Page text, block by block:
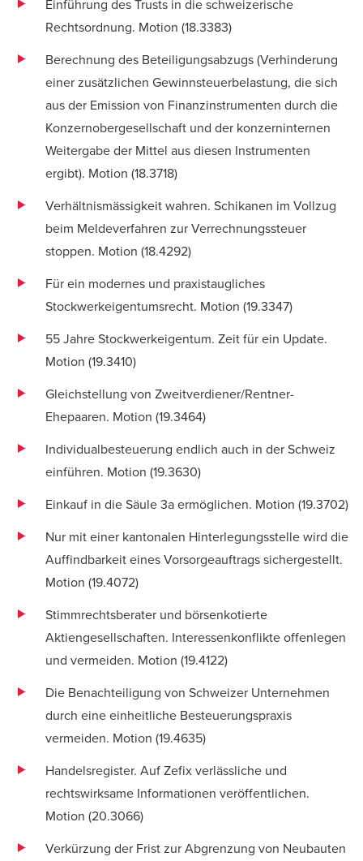
Einführung des Trusts in die schweizerische
Rechtsordnung. Motion (18.3383)
Berechnung des Beteiligungsabzugs (Verhinderung
einer zusätzlichen Gewinnsteuerbelastung, die sich
aus der Emission von Finanzinstrumenten durch die
Konzernobergesellschaft und der konzerninternen
Weitergabe der Mittel aus diesen Instrumenten
ergibt). Motion (18.3718)
Verhältnismässigkeit wahren. Schikanen im Vollzug
beim Meldeverfahren zur Verrechnungssteuer
stoppen. Motion (18.4292)
Für ein modernes und praxistaugliches
Stockwerkeigentumsrecht. Motion (19.3347)
55 Jahre Stockwerkeigentum. Zeit für ein Update.
Motion (19.3410)
Gleichstellung von Zweitverdiener/Rentner-
Ehepaaren. Motion (19.3464)
Individualbesteuerung endlich auch in der Schweiz
einführen. Motion (19.3630)
Einkauf in die Säule 3a ermöglichen. Motion (19.3702)
Nur mit einer kantonalen Hinterlegungsstelle wird die
Auffindbarkeit eines Vorsorgeauftrags sichergestellt.
Motion (19.4072)
Stimmrechtsberater und börsenkotierte
Aktiengesellschaften. Interessenkonflikte offenlegen
und vermeiden. Motion (19.4122)
Die Benachteiligung von Schweizer Unternehmen
durch eine einheitliche Besteuerungspraxis
vermeiden. Motion (19.4635)
Handelsregister. Auf Zefix verlässliche und
rechtswirksame Informationen veröffentlichen.
Motion (20.3066)
Verkürzung der Frist zur Abgrenzung von Neubauten